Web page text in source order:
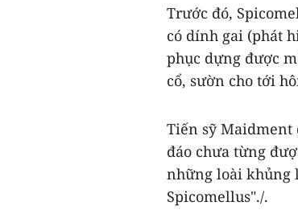
Trước đó,
có dính gai (phát
phục dựng được
cổ, sườn cho tới
Tiến sỹ Maidment
đáo chưa từng
những loài khủng
Spicomellus"./.